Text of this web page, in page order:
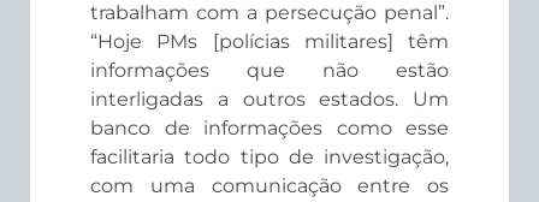
trabalham com a persecução penal”.
“Hoje PMs [polícias militares] têm
informações que não estão
interligadas a outros estados. Um
banco de informações como esse
facilitaria todo tipo de investigação,
com uma comunicação entre os